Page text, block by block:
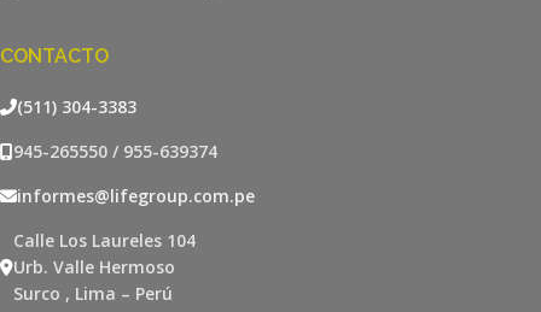
CONTACTO
(511) 304-3383
945-265550 / 955-639374
informes@lifegroup.com.pe
Calle Los Laureles 104
Urb. Valle Hermoso
Surco , Lima – Perú